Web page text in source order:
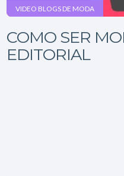
VIDEO BLOGS DE MODA
COMO SER
EDITORIAL